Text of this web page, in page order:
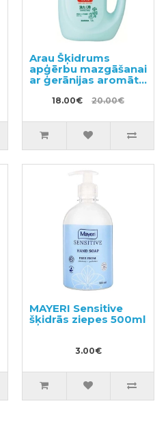
Arau Šķidrums
apģērbu mazgāšanai
ar ģerānijas aromātu
18.00€ 20.00€
MAYERI Sensitive
šķidrās ziepes 500ml
3.00€